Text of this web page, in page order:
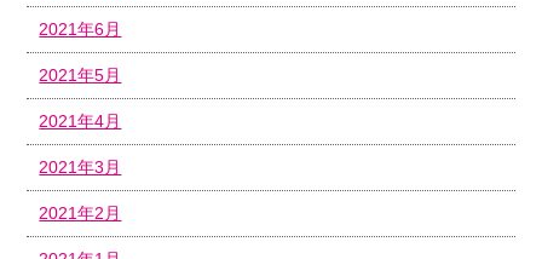
2021年6月
2021年5月
2021年4月
2021年3月
2021年2月